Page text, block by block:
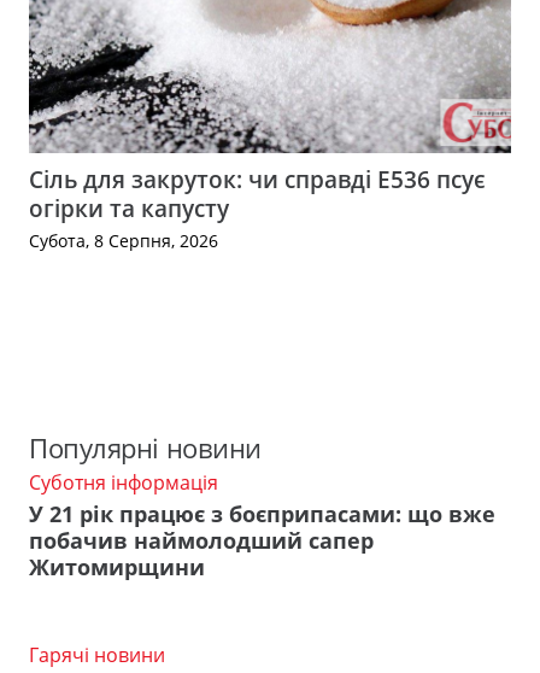
Сіль для закруток: чи справді Е536 псує
огірки та капусту
Субота, 8 Серпня, 2026
Популярні новини
Суботня інформація
У 21 рік працює з боєприпасами: що вже
побачив наймолодший сапер
Житомирщини
Гарячі новини